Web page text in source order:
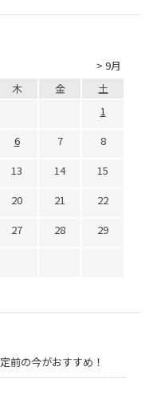
> 9月
木 金
土
1
6 7
8
13 14
15
20 21
22
27 28
29
前の今がおすすめ！